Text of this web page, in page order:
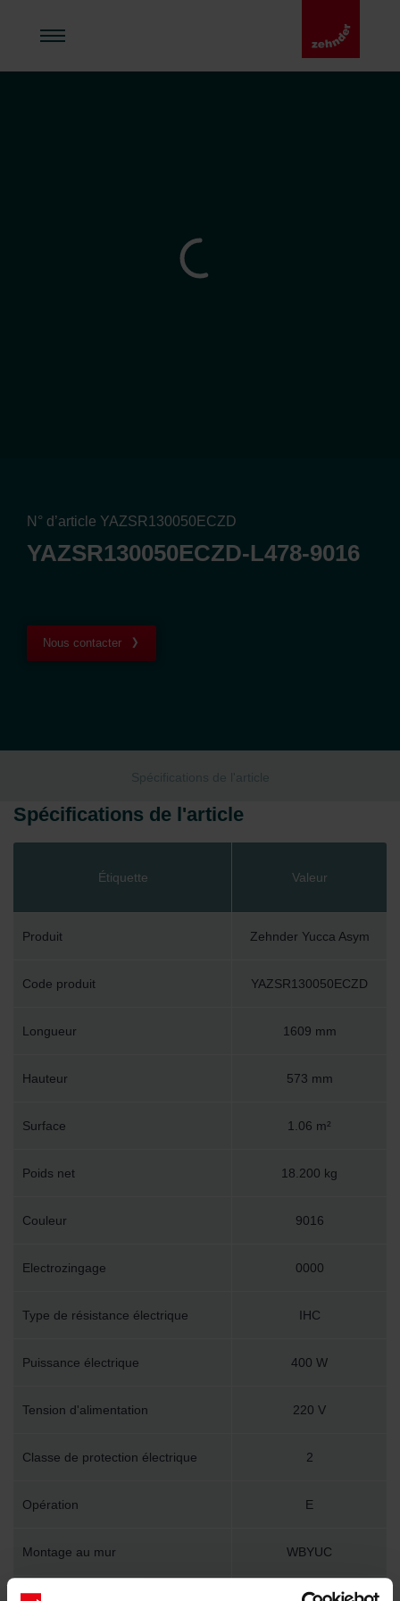
N° d’article YAZSR130050ECZD
YAZSR130050ECZD-L478-9016
Nous contacter
Spécifications de l'article
Spécifications de l'article
Étiquette Valeur
Produit Zehnder Yucca Asym
Code produit YAZSR130050ECZD
Longueur 1609 mm
Hauteur 573 mm
Surface 1.06 m²
Poids net 18.200 kg
Couleur 9016
Electrozingage 0000
Type de résistance électrique IHC
Puissance électrique 400 W
Tension d'alimentation 220 V
Classe de protection électrique 2
Opération E
Montage au mur WBYUC